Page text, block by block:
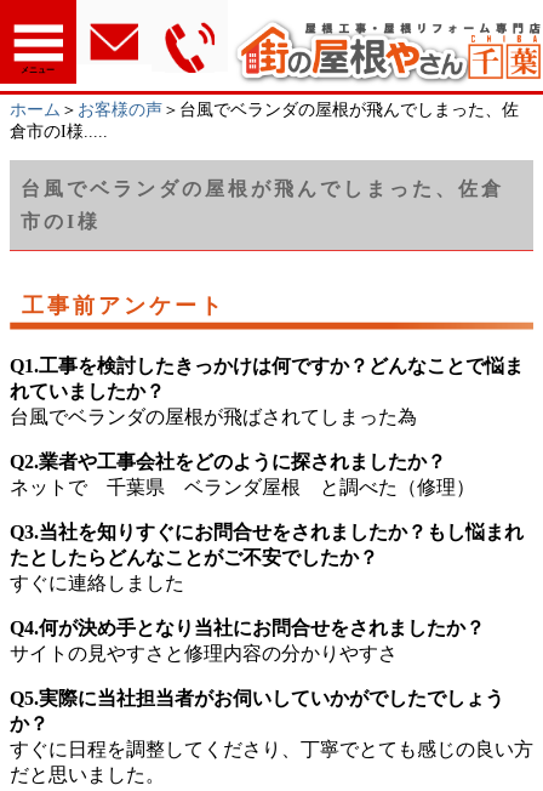
メニュー
ホーム ＞ お客様の声 ＞台風でベランダの屋根が飛んでしまった、佐
倉市のI様.....
台風でベランダの屋根が飛んでしまった、佐倉
市のI様
工事前アンケート
Q1.工事を検討したきっかけは何ですか？どんなことで悩ま
れていましたか？
台風でベランダの屋根が飛ばされてしまった為
Q2.業者や工事会社をどのように探されましたか？
ネットで 千葉県 ベランダ屋根 と調べた（修理）
Q3.当社を知りすぐにお問合せをされましたか？もし悩まれ
たとしたらどんなことがご不安でしたか？
すぐに連絡しました
Q4.何が決め手となり当社にお問合せをされましたか？
サイトの見やすさと修理内容の分かりやすさ
Q5.実際に当社担当者がお伺いしていかがでしたでしょう
か？
すぐに日程を調整してくださり、丁寧でとても感じの良い方
だと思いました。